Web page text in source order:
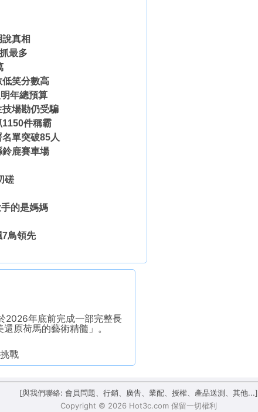
真相
最多
笑分數高
年總預算
場勘仍受騙
件稱霸
單突破85人
鈴鹿賽車場
磋
的是媽媽
7鳥領先
2026年底前完成一部完整長
原荷馬的藝術精髓」。
戰
[與我們聯絡: 會員問題、行銷、廣告、業配、授權、產品送測、其他...]
Copyright © 2026 Hot3c.com 保留一切權利